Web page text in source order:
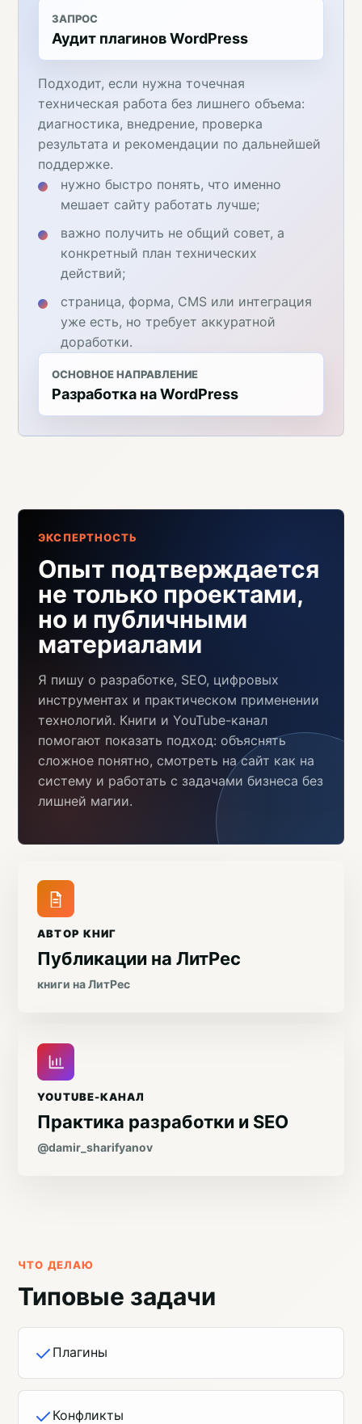
ЗАПРОС
Аудит плагинов WordPress
Подходит, если нужна точечная
техническая работа без лишнего объема:
диагностика, внедрение, проверка
результата и рекомендации по дальнейшей
поддержке.
нужно быстро понять, что именно
мешает сайту работать лучше;
важно получить не общий совет, а
конкретный план технических
действий;
страница, форма, CMS или интеграция
уже есть, но требует аккуратной
доработки.
ОСНОВНОЕ НАПРАВЛЕНИЕ
Разработка на WordPress
ЭКСПЕРТНОСТЬ
Опыт подтверждается
не только проектами,
но и публичными
материалами
Я пишу о разработке, SEO, цифровых
инструментах и практическом применении
технологий. Книги и YouTube-канал
помогают показать подход: объяснять
сложное понятно, смотреть на сайт как на
систему и работать с задачами бизнеса без
лишней магии.
АВТОР КНИГ
Публикации на ЛитРес
книги на ЛитРес
YOUTUBE-КАНАЛ
Практика разработки и SEO
@damir_sharifyanov
ЧТО ДЕЛАЮ
Типовые задачи
Плагины
Конфликты